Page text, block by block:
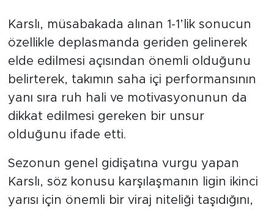
Karslı, müsabakada alınan 1-1’lik sonucun
özellikle deplasmanda geriden gelinerek
elde edilmesi açısından önemli olduğunu
belirterek, takımın saha içi performansının
yanı sıra ruh hali ve motivasyonunun da
dikkat edilmesi gereken bir unsur
olduğunu ifade etti.
Sezonun genel gidişatına vurgu yapan
Karslı, söz konusu karşılaşmanın ligin ikinci
yarısı için önemli bir viraj niteliği taşıdığını,